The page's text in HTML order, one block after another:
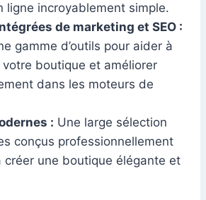
ligne incroyablement simple.
de marketing et SEO :
gamme d’outils pour aider à
votre boutique et améliorer
dans les moteurs de
: Une large sélection
conçus professionnellement
créer une boutique élégante et